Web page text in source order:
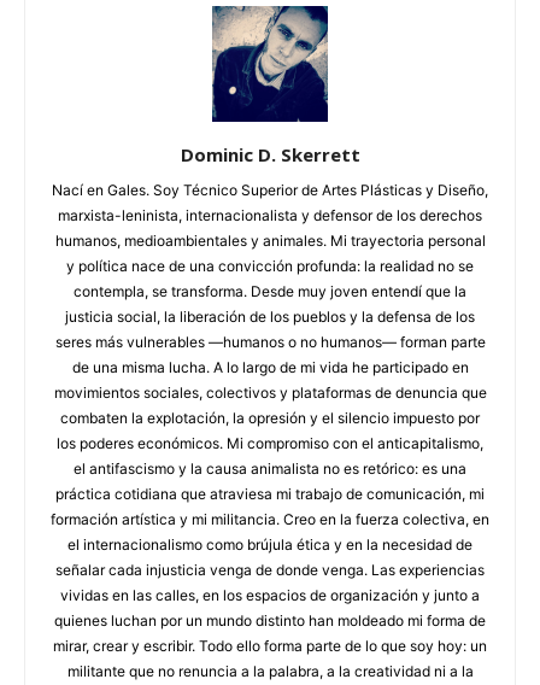
Dominic D. Skerrett
Nací en Gales. Soy Técnico Superior de Artes Plásticas y Diseño,
marxista-leninista, internacionalista y defensor de los derechos
humanos, medioambientales y animales. Mi trayectoria personal
y política nace de una convicción profunda: la realidad no se
contempla, se transforma. Desde muy joven entendí que la
justicia social, la liberación de los pueblos y la defensa de los
seres más vulnerables —humanos o no humanos— forman parte
de una misma lucha. A lo largo de mi vida he participado en
movimientos sociales, colectivos y plataformas de denuncia que
combaten la explotación, la opresión y el silencio impuesto por
los poderes económicos. Mi compromiso con el anticapitalismo,
el antifascismo y la causa animalista no es retórico: es una
práctica cotidiana que atraviesa mi trabajo de comunicación, mi
formación artística y mi militancia. Creo en la fuerza colectiva, en
el internacionalismo como brújula ética y en la necesidad de
señalar cada injusticia venga de donde venga. Las experiencias
vividas en las calles, en los espacios de organización y junto a
quienes luchan por un mundo distinto han moldeado mi forma de
mirar, crear y escribir. Todo ello forma parte de lo que soy hoy: un
militante que no renuncia a la palabra, a la creatividad ni a la